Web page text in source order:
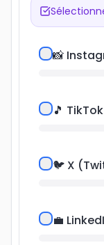
📸
🎵 TikTok
🐦 X
💼